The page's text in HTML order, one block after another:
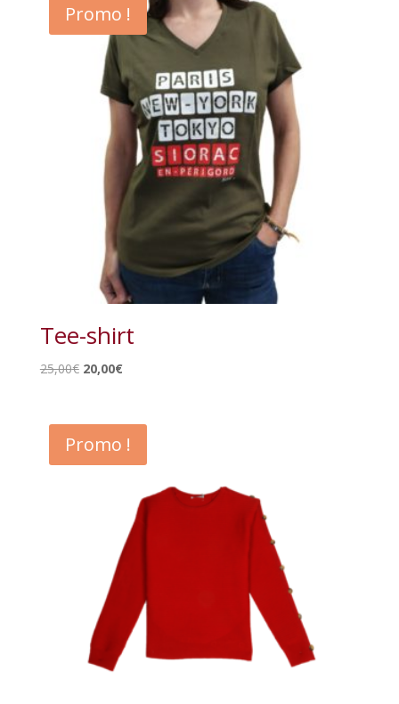
Promo !
Tee-shirt
25,00€ Le
était :
25,00€.
20,00€Le
est :
20,00€.
Promo !